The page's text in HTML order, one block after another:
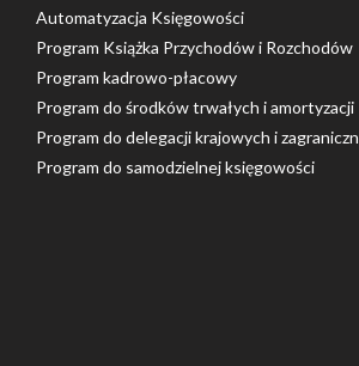
Automatyzacja Księgowości
Program Książka Przychodów i Rozchodów
Program kadrowo-płacowy
Program do środków trwałych i amortyzacji
Program do delegacji krajowych i
Program do samodzielnej księgowości